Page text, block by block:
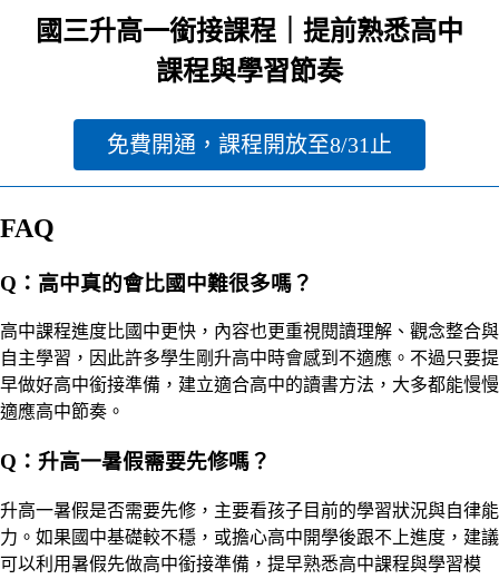
國三升高一銜接課程｜提前熟悉高中
課程與學習節奏
免費開通，課程開放至8/31止
FAQ
Q：高中真的會比國中難很多嗎？
高中課程進度比國中更快，內容也更重視閱讀理解、觀念整合與
自主學習，因此許多學生剛升高中時會感到不適應。不過只要提
早做好高中銜接準備，建立適合高中的讀書方法，大多都能慢慢
適應高中節奏。
Q：升高一暑假需要先修嗎？
升高一暑假是否需要先修，主要看孩子目前的學習狀況與自律能
力。如果國中基礎較不穩，或擔心高中開學後跟不上進度，建議
可以利用暑假先做高中銜接準備，提早熟悉高中課程與學習模